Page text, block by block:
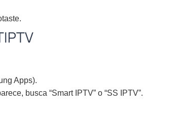
Apps).
busca “Smart IPTV” o “SS IPTV”.